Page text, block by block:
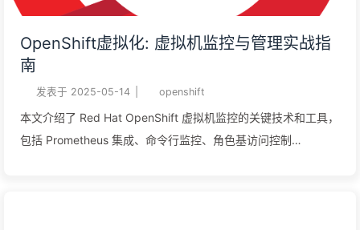
OpenShift虚拟化: 虚拟机监控与管理实战指
南
发表于 2025-05-14 openshift
本文介绍了 Red Hat OpenShift 虚拟机监控的关键技术和工具，
包括 Prometheus 集成、命令行监控、角色基访问控制